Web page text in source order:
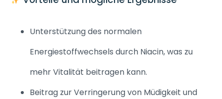
Unterstützung des normalen
Energiestoffwechsels durch Niacin, was zu
mehr Vitalität beitragen kann.
Beitrag zur Verringerung von Müdigkeit und